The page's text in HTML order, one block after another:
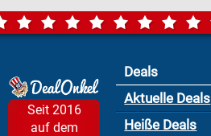
Seit 2016
auf dem
Deals
Aktuelle Deals
Heiße Deals